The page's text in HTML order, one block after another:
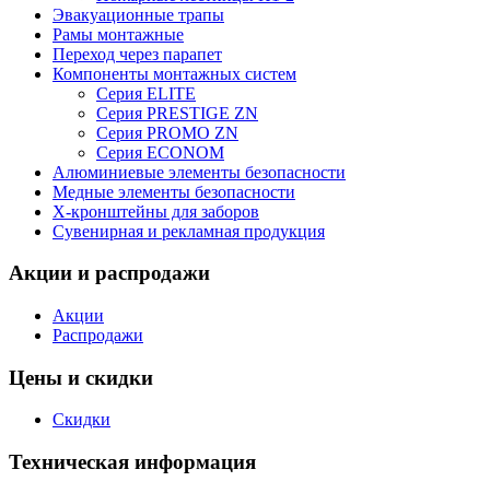
Эвакуационные трапы
Рамы монтажные
Переход через парапет
Компоненты монтажных систем
Серия ELITE
Серия PRESTIGE ZN
Серия PROMO ZN
Серия ECONOM
Алюминиевые элементы безопасности
Медные элементы безопасности
X-кронштейны для заборов
Сувенирная и рекламная продукция
Акции и распродажи
Акции
Распродажи
Цены и скидки
Скидки
Техническая информация